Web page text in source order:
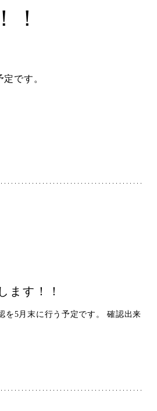
！
です。
ます！！
を5月末に行う予定です。 確認出来